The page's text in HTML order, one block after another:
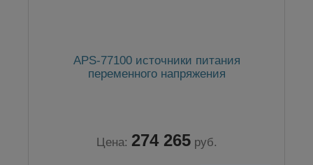
APS-77100 источники питания
переменного напряжения
Цена: 274 265 руб.